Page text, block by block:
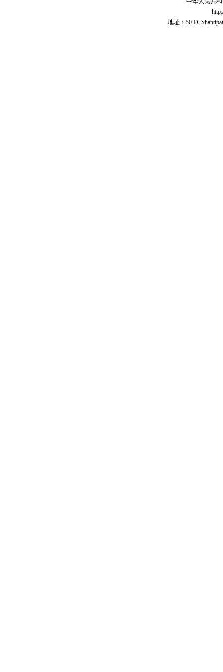
中华人民共
地址：50-D,